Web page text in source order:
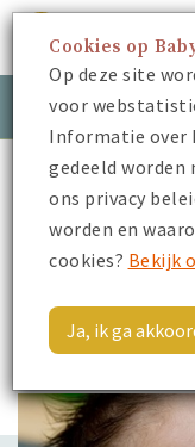
Inloggen
Babybalance
Schrikt je baby
Blogs
Cookies op
Op deze site
voor
Informatie over
gedeeld
ons privacy
worden en
cookies? Bekijk
Ja, ik ga